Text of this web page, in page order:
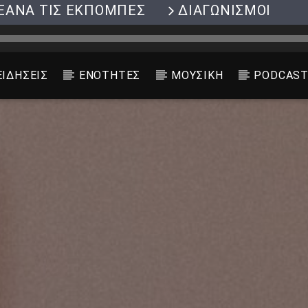
ΤΙΣ ΕΚΠΟΜΠΕΣ ΔΙΑΓΩΝΙΣΜΟΙ
ΕΝΟΤΗΤΕΣ ΜΟΥΣΙΚΗ